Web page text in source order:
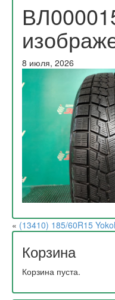
8 июля, 2026
« (13410) 185/60R15
Корзина
Корзина пуста.